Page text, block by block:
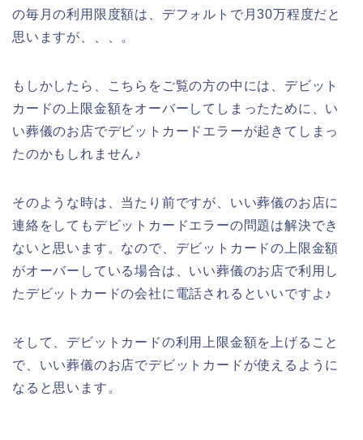
の毎月の利用限度額は、デフォルトで月30万程度だと
思いますが、、、。
もしかしたら、こちらをご覧の方の中には、デビット
カードの上限金額をオーバーしてしまったために、い
い葬儀のお店でデビットカードエラーが起きてしまっ
たのかもしれません♪
そのような時は、当たり前ですが、いい葬儀のお店に
連絡をしてもデビットカードエラーの問題は解決でき
ないと思います。なので、デビットカードの上限金額
がオーバーしている場合は、いい葬儀のお店で利用し
たデビットカードの会社に電話されるといいですよ♪
そして、デビットカードの利用上限金額を上げること
で、いい葬儀のお店でデビットカードが使えるように
なると思います。